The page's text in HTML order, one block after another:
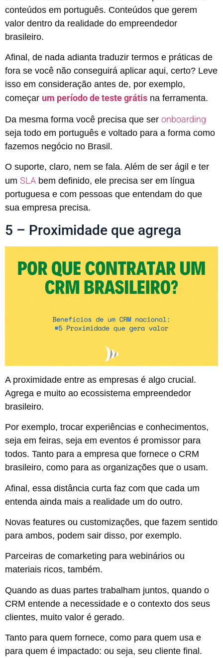
conteúdos em português. Conteúdos que gerem
valor dentro da realidade do empreendedor
brasileiro.
Afinal, de nada adianta traduzir termos e práticas de
fora se você não conseguirá aplicar aqui, certo? Leve
isso em consideração antes de, por exemplo,
começar um período de teste grátis na ferramenta.
Da mesma forma você precisa que ser onboarding
seja todo em português e voltado para a forma como
fazemos negócio no Brasil.
O suporte, claro, nem se fala. Além de ser ágil e ter
um SLA bem definido, ele precisa ser em língua
portuguesa e com pessoas que entendam do que
sua empresa precisa.
5 – Proximidade que agrega
A proximidade entre as empresas é algo crucial.
Agrega e muito ao ecossistema empreendedor
brasileiro.
Por exemplo, trocar experiências e conhecimentos,
seja em feiras, seja em eventos é promissor para
todos. Tanto para a empresa que fornece o CRM
brasileiro, como para as organizações que o usam.
Afinal, essa distância curta faz com que cada um
entenda ainda mais a realidade um do outro.
Novas features ou customizações, que fazem sentido
para ambos, podem sair disso, por exemplo.
Parceiras de comarketing para webinários ou
materiais ricos, também.
Quando as duas partes trabalham juntos, quando o
CRM entende a necessidade e o contexto dos seus
clientes, muito valor é gerado.
Tanto para quem fornece, como para quem usa e
para quem é impactado: ou seja, seu cliente final.